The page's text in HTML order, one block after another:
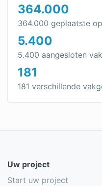
364.000
364.000 geplaatste
5.400
5.400 aangesloten
181
181 verschillende
Uw project
Start uw project